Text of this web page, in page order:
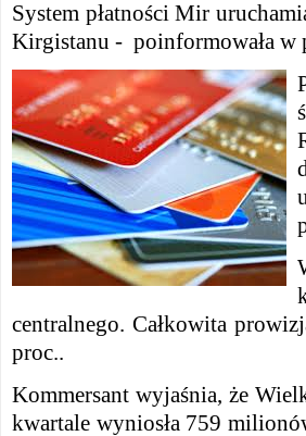
System płatności Mir
Kirgistanu - poinformowała w
centralnego. Całkowita
proc..
Kommersant wyjaśnia, że
kwartale wyniosła 759